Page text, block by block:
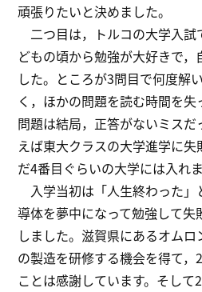
頑張りたいと決めました。
二つ目は，トルコの大学入試
どもの頃から勉強が大好きで
した。ところが3問目で何度解
く，ほかの問題を読む時間を
問題は結局，正答がないミス
えば東大クラスの大学進学に
だ4番目ぐらいの大学には入れま
入学当初は「人生終わった」
導体を夢中になって勉強して
しました。滋賀県にあるオム
の製造を研修する機会を得て
ことは感謝しています。そし